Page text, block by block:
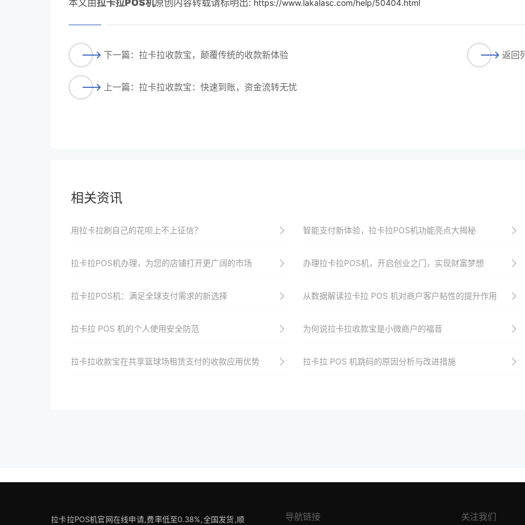
本文由拉卡拉POS机原创内容转载请标明出: https://www.lakalasc.com/help/50404.html
下一篇：拉卡拉收款宝，颠覆传统的收款新体验
上一篇：拉卡拉收款宝：快速到账，资金流转无忧
返回
相关资讯
用拉卡拉刷自己的花呗上不上征信？ 智能支付新体验，拉卡拉POS机功能亮点大揭秘
拉卡拉POS机办理，为您的店铺打开更广阔的市场 办理拉卡拉POS机，开启创业之门，实现财富梦想
拉卡拉POS机：满足全球支付需求的新选择 从数据解读拉卡拉 POS 机对商户客户粘性的提升作用
拉卡拉 POS 机的个人使用安全防范 为何说拉卡拉收款宝是小微商户的福音
拉卡拉收款宝在共享篮球场租赁支付的收款应用优势 拉卡拉 POS 机跳码的原因分析与改进措施
拉卡拉POS机官网在线申请,费率低至0.38%,全国发货,顺 导航链接 关注我们